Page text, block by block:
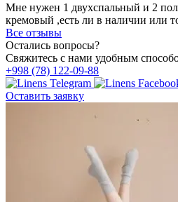
Мне нужен 1 двухспальный и 2
кремовый ,есть ли в наличии или
Все отзывы
Остались вопросы?
Свяжитесь с нами удобным
+998 (78) 122-09-88
Оставить заявку